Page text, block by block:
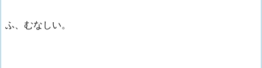
ふ、むなしい。